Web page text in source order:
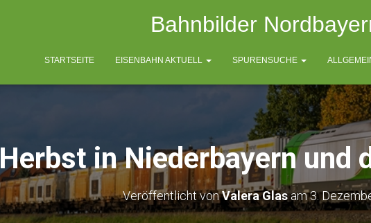
Bahnbilder
STARTSEITE EISENBAHN AKTUELL SPURENSUCHE
Herbst in Niederbayern und
Veröffentlicht vonValera Glasam3.